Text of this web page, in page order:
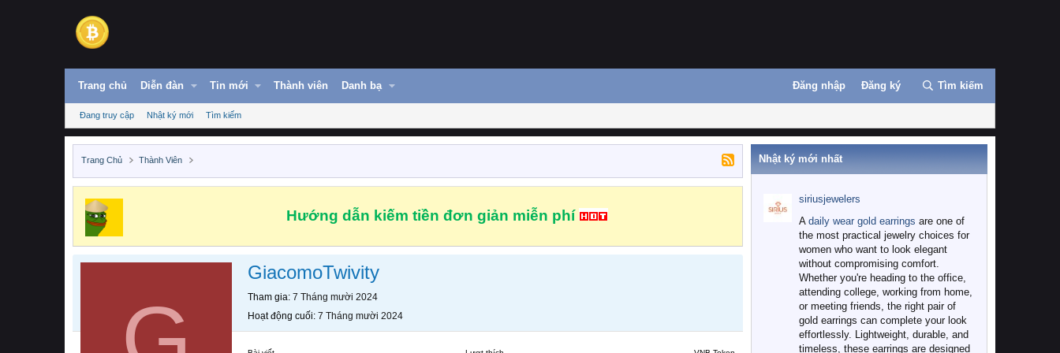
Trang chủ Diễn đàn Tin mới Thành viên Danh bạ Đăng nhập Đăng ký Tìm kiếm
Đang truy cập Nhật ký mới Tìm kiếm
Trang Chủ Thành Viên
Hướng dẫn kiếm tiền đơn giản miễn phí
GiacomoTwivity
Tham gia 7 Tháng mười 2024
Hoạt động cuối 7 Tháng mười 2024
Nhật ký mới nhất
siriusjewelers
A daily wear gold earrings are one of
the most practical jewelry choices for
women who want to look elegant
without compromising comfort.
Whether you're heading to the office,
attending college, working from home,
or meeting friends, the right pair of
gold earrings can complete your look
effortlessly. Lightweight, durable, and
timeless, these earrings are designed